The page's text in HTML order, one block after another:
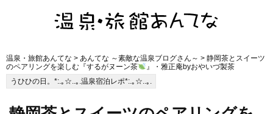
温泉・旅館あんてな > あんてな ～素敵な温泉ブログさん～ > 静岡茶とスイーツ
のペアリングを楽しむ『するがヌーン茶
』・雅正庵byおやいづ製茶
うひひの日。*:.｡☆..｡.温泉宿泊レポ*:.｡☆..｡.